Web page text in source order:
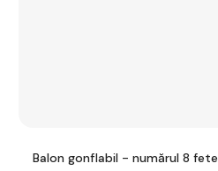
Balon gonflabil - numărul 8 fete